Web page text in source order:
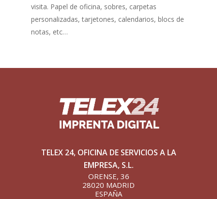
visita. Papel de oficina, sobres, carpetas
personalizadas, tarjetones, calendarios, blocs de
notas, etc…
TELEX 24, OFICINA DE SERVICIOS A LA
EMPRESA, S.L.
ORENSE, 36
28020 MADRID
ESPAÑA